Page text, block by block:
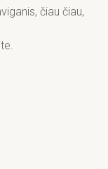
čiau čiau,